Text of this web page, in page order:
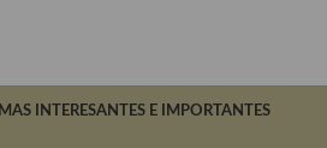
INTERESANTES E IMPORTANTES